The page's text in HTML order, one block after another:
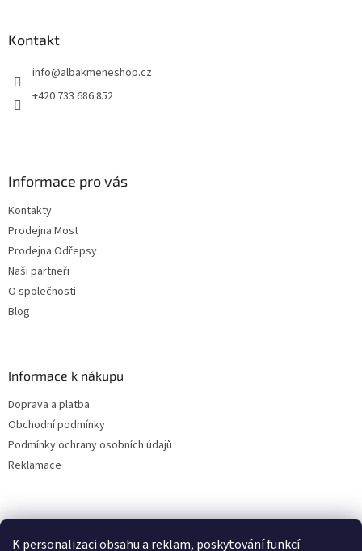
K personalizaci obsahu a reklam, poskytování funkcí
Kontakt
info@albakmeneshop.cz
+420 733 686 852
Informace pro vás
Kontakty
Prodejna Most
Prodejna Odřepsy
Naši partneři
O společnosti
Blog
Informace k nákupu
Doprava a platba
Obchodní podmínky
Podmínky ochrany osobních údajů
Reklamace